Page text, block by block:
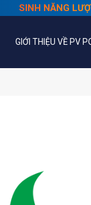
SINH NĂNG
GIỚI THIỆU VỀ PV